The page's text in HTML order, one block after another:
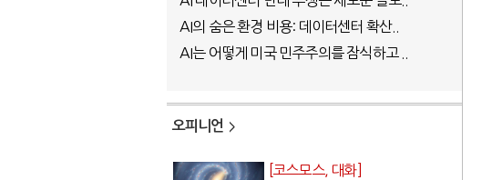
AI의 숨은 환경 비용: 데이터센터 확산..
AI는 어떻게 미국 민주주의를 잠식하고 ..
오피니언
[코스모스, 대화]